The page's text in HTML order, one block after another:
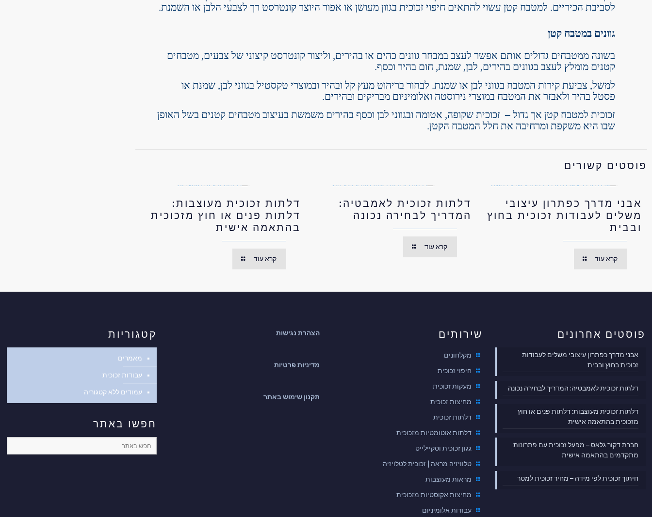
לסביבת הכיריים. למטבח קטן עשוי להתאים חיפוי זכוכית בגוון מעושן או אפור היוצר קונטרסט רך לצבעי הלבן או השמנת.
גוונים במטבח קטן
בשונה ממטבחים גדולים אותם אפשר לעצב במבחר גוונים כהים או בהירים, וליצור קונטרסט קיצוני של צבעים, מטבחים
קטנים מומלץ לעצב בגוונים בהירים, לבן, שמנת, חום בהיר וכסף.
למשל, צביעת קירות המטבח בגווני לבן או שמנת. לבחור בריהוט מעץ קל ובהיר ובמוצרי טקסטיל בגווני לבן, שמנת או
פסטל בהיר ולאבזר את המטבח במוצרי נירוסטה ואלומיניום מבריקים ובהירים.
זכוכית למטבח קטן אך גדול – זכוכית שקופה, אטומה ובגווני לבן וכסף בהירים משמשת בעיצוב מטבחים קטנים בשל האופן
שבו היא משקפת ומרחיבה את חלל המטבח הקטן.
פוסטים קשורים
אבני מדרך כפתרון עיצובי
משלים לעבודות זכוכית בחוץ
ובבית
קרא עוד
דלתות זכוכית לאמבטיה:
המדריך לבחירה נכונה
קרא עוד
דלתות זכוכית מעוצבות:
דלתות פנים או חוץ מזכוכית
בהתאמה אישית
קרא עוד
פוסטים אחרונים
אבני מדרך כפתרון עיצובי משלים לעבודות
זכוכית בחוץ ובבית
דלתות זכוכית לאמבטיה: המדריך לבחירה נכונה
דלתות זכוכית מעוצבות: דלתות פנים או חוץ
מזכוכית בהתאמה אישית
חברת דקור גלאס – מפעל זכוכית עם פתרונות
מתקדמים בהתאמה אישית
חיתוך זכוכית לפי מידה – מחיר זכוכית למטר
שירותים
מקלחונים
חיפוי זכוכית
מעקות זכוכית
מחיצות זכוכית
דלתות זכוכית
דלתות אוטומטיות מזכוכית
גגון זכוכית וסקיילייט
טלוויזיה מראה | זכוכית לטלויזיה
מראות מעוצבות
מחיצות אקוסטיות מזכוכית
עבודות אלומיניום
הצהרת נגישות
מדיניות פרטיות
תקנון שימוש באתר
קטגוריות
מאמרים
עבודות זכוכית
עמודים ללא קטגוריה
חפשו באתר